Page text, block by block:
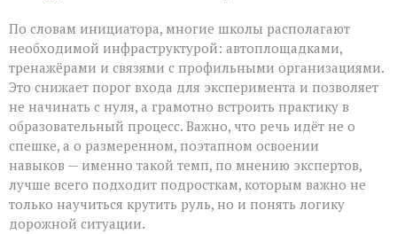
По словам инициатора, многие школы располагают
необходимой инфраструктурой: автоплощадками,
тренажёрами и связями с профильными организациями.
Это снижает порог входа для эксперимента и позволяет
не начинать с нуля, а грамотно встроить практику в
образовательный процесс. Важно, что речь идёт не о
спешке, а о размеренном, поэтапном освоении
навыков — именно такой темп, по мнению экспертов,
лучше всего подходит подросткам, которым важно не
только научиться крутить руль, но и понять логику
дорожной ситуации.